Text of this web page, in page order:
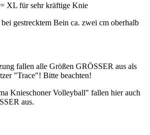
XL für sehr kräftige Knie
gestrecktem Bein ca. zwei cm oberhalb
fallen alle Größen GRÖSSER aus als
"Trace"! Bitte beachten!
Knieschoner Volleyball" fallen hier auch
aus.